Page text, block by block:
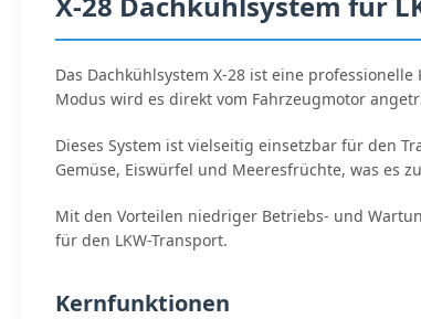
Das Dachkühlsystem X-28 ist eine
Modus wird es direkt vom Fahrzeugmotor
Dieses System ist vielseitig einsetzbar für den
Gemüse, Eiswürfel und Meeresfrüchte, was es
Mit den Vorteilen niedriger Betriebs- und
für den LKW-Transport.
Kernfunktionen